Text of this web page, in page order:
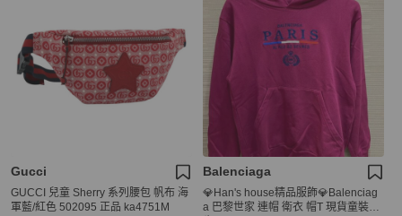
Gucci
GUCCI 兒童 Sherry 系列腰包 帆布 海
軍藍/紅色 502095 正品 ka4751M
Balenciaga
💎Han's house精品服飾💎Balenciag
a 巴黎世家 連帽 衛衣 帽T 現貨童裝10